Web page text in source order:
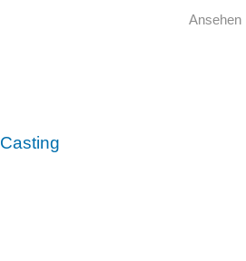
Ansehen
Casting